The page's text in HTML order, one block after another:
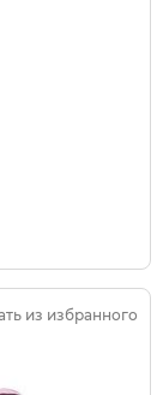
из избранного